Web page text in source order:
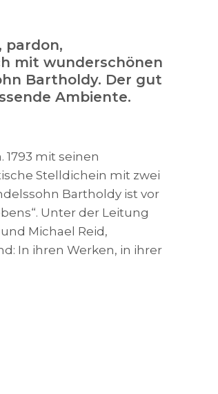
pardon,
mit wunderschönen
Bartholdy. Der gut
Ambiente.
mit seinen
Stelldichein mit zwei
Bartholdy ist vor
Unter der Leitung
Michael Reid,
In ihren Werken, in ihrer